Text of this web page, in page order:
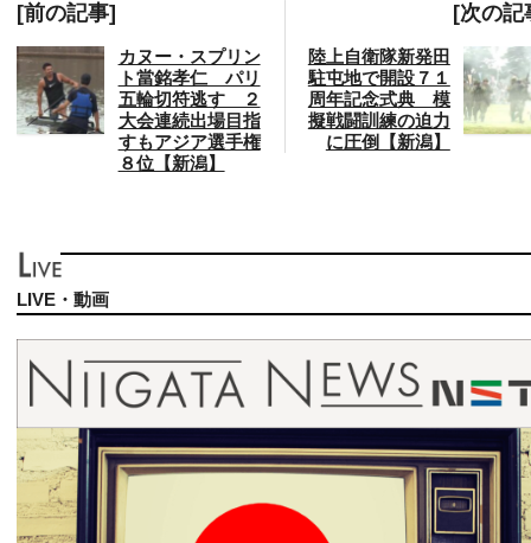
[前の記事]
カヌー・スプリン
ト當銘孝仁 パリ
五輪切符逃す ２
大会連続出場目指
すもアジア選手権
８位【新潟】
[次の記
陸上自衛隊新発田
駐屯地で開設７１
周年記念式典 模
擬戦闘訓練の迫力
に圧倒【新潟】
LIVE・動画